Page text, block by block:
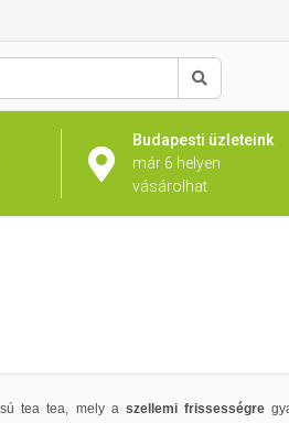
Keresés
Budapesti üzleteink
már 6 helyen
vásárolhat
tea tea, mely a szellemi frissességre